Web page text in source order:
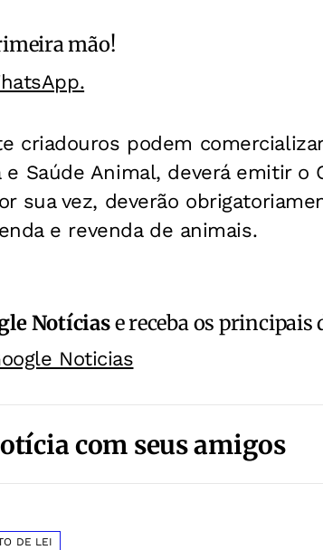
mão!
criadouros podem
Saúde Animal, deverá emitir o
sua vez, deverão
e revenda de animais.
Notíciase receba os principais
Noticias
com seus amigos
DE LEI